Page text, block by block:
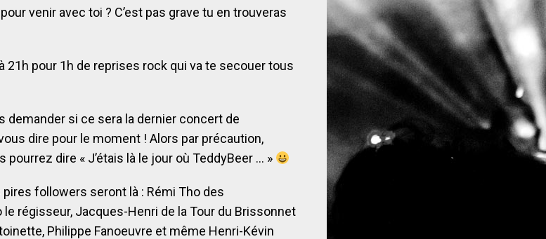
venir avec toi ? C’est pas grave tu en trouveras
21h pour 1h de reprises rock qui va te secouer tous
demander si ce sera la dernier concert de
dire pour le moment ! Alors par précaution,
dire « J’étais là le jour où TeddyBeer … »
followers seront là : Rémi Tho des
régisseur, Jacques-Henri de la Tour du Brissonnet
Philippe Fanoeuvre et même Henri-Kévin